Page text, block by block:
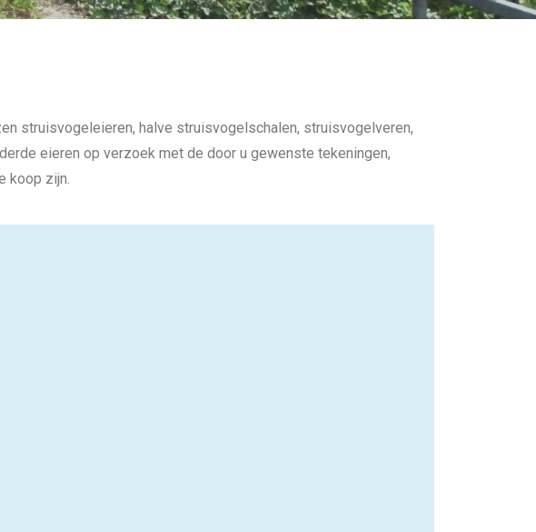
struisvogeleieren, halve struisvogelschalen, struisvogelveren,
eieren op verzoek met de door u gewenste tekeningen,
koop zijn.